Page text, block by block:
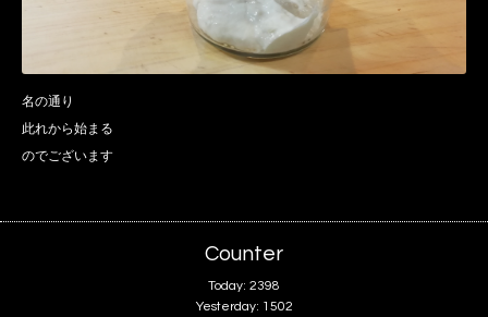
名の通り
此れから始まる
のでございます
Counter
Today: 2398
Yesterday: 1502